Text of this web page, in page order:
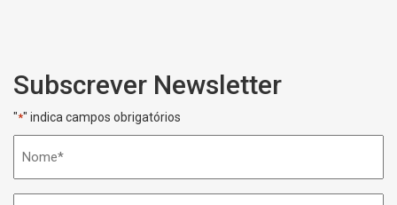
Subscrever Newsletter
"*" indica campos obrigatórios